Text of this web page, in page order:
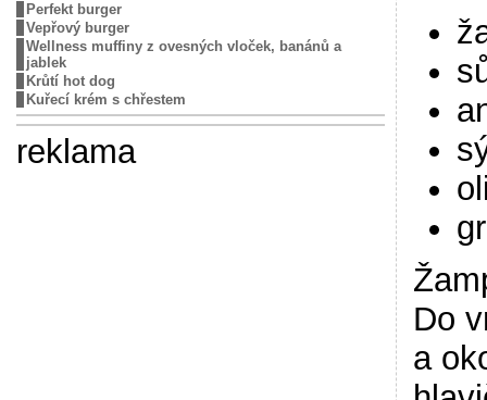
Perfekt burger
Vepřový burger
Wellness muffiny z ovesných vloček, banánů a
jablek
Krůtí hot dog
Kuřecí krém s chřestem
reklama
Do
a